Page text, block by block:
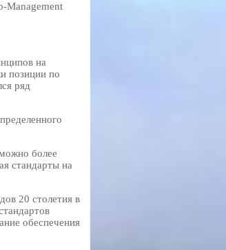
Management
на
позиции по
ряд
более
стандарты на
20 столетия в
обеспечения